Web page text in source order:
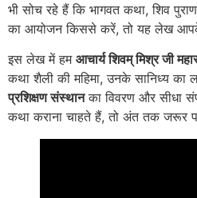
भी सोच रहे हैं कि भागवत कथा, शिव
का आयोजन किससे करें, तो यह लेख आपके
इस लेख में हम आचार्य शिवम् मिश्र जी
कथा शैली की महिमा, उनके सानिध्य
प्रशिक्षण संस्थानका विवरण और सीधा
कथा कराना चाहते हैं, तो अंत तक जरूर